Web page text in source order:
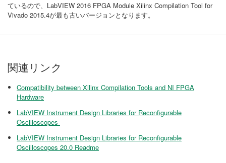
ているので、LabVIEW 2016 FPGA Module Xilinx Compilation Tool for
Vivado 2015.4が最も古いバージョンとなります。
関連リンク
Compatibility between Xilinx Compilation Tools and NI FPGA
Hardware
LabVIEW Instrument Design Libraries for Reconfigurable
Oscilloscopes
LabVIEW Instrument Design Libraries for Reconfigurable
Oscilloscopes 20.0 Readme